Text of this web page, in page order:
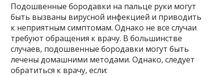
Подошвенные бородавки на пальце руки могут
быть вызваны вирусной инфекцией и приводить
к неприятным симптомам. Однако не все случаи
требуют обращения к врачу. В большинстве
случаев, подошвенные бородавки могут быть
лечены домашними методами. Однако, следует
обратиться к врачу, если: